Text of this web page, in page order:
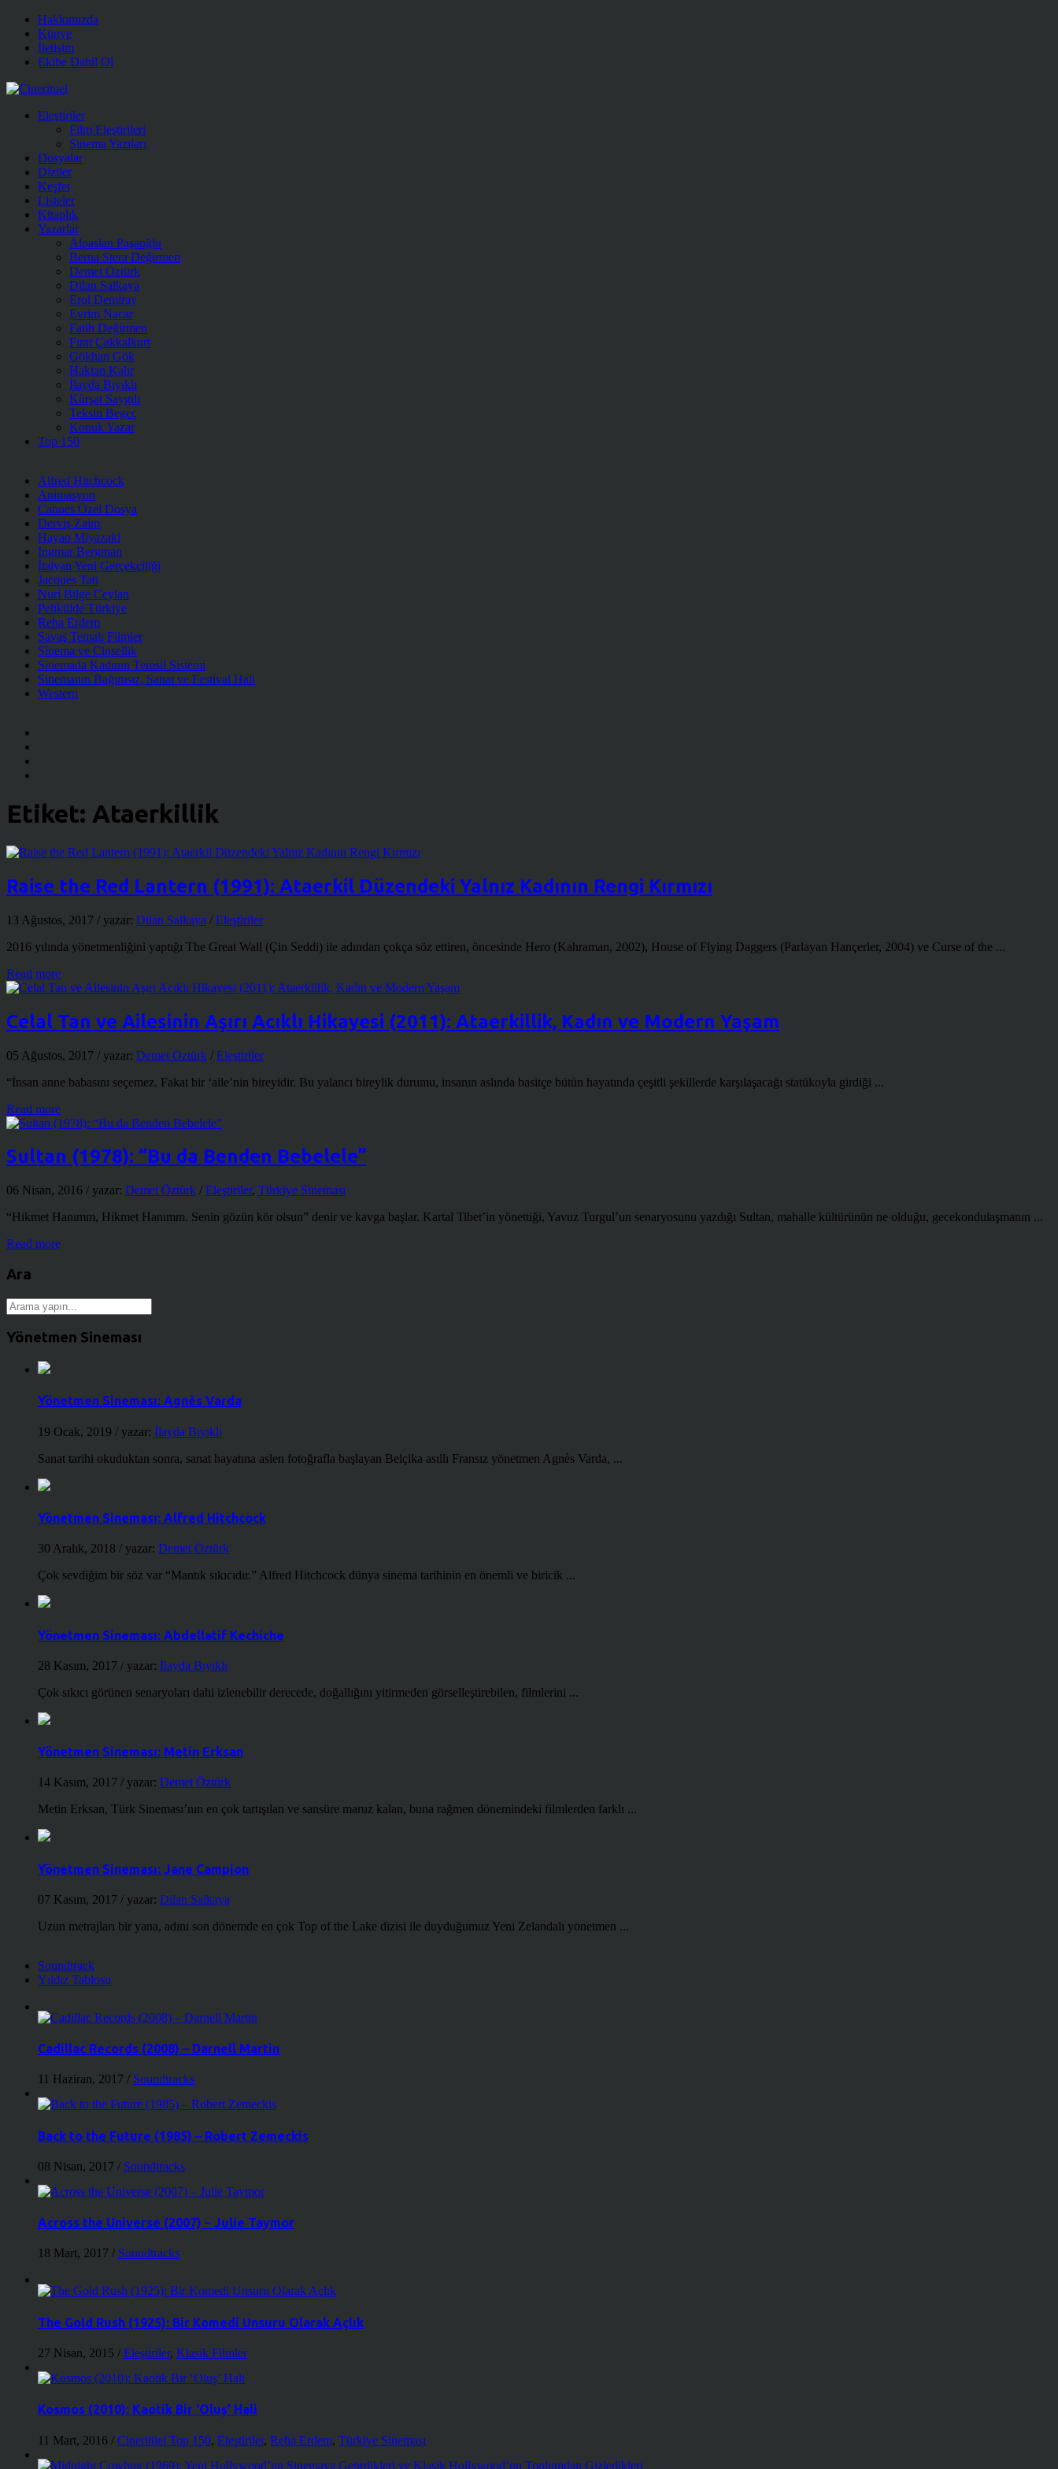
Hakkımızda
Künye
İletişim
Ekibe Dahil Ol
Eleştiriler
Film Eleştirileri
Sinema Yazıları
Dosyalar
Diziler
Keşfet
Listeler
Kitaplık
Yazarlar
Alpaslan Paşaoğlu
Berna Stera Değirmen
Demet Öztürk
Dilan Salkaya
Erol Demiray
Evrim Nacar
Fatih Değirmen
Fırat Çakkalkurt
Gökhan Gök
Haktan Kalır
İlayda Bıyıklı
Kürşat Saygılı
Teksin Begeç
Konuk Yazar
Top 150
Alfred Hitchcock
Animasyon
Cannes Özel Dosya
Derviş Zaim
Hayao Miyazaki
Ingmar Bergman
İtalyan Yeni Gerçekçiliği
Jacques Tati
Nuri Bilge Ceylan
Pelikülde Türkiye
Reha Erdem
Savaş Temalı Filmler
Sinema ve Cinsellik
Sinemada Kadının Temsil Sistemi
Sinemanın Bağımsız, Sanat ve Festival Hali
Western
Etiket: Ataerkillik
Raise the Red Lantern (1991): Ataerkil Düzendeki Yalnız Kadının Rengi Kırmızı
13 Ağustos, 2017 / yazar: Dilan Salkaya / Eleştiriler
2016 yılında yönetmenliğini yaptığı The Great Wall (Çin Seddi) ile adından çokça söz ettiren, öncesinde Hero (Kahraman, 2002), House of Flying Daggers (Parlayan Hançerler, 2004) ve Curse of the ...
Read more
Celal Tan ve Ailesinin Aşırı Acıklı Hikayesi (2011): Ataerkillik, Kadın ve Modern Yaşam
05 Ağustos, 2017 / yazar: Demet Öztürk / Eleştiriler
“İnsan anne babasını seçemez. Fakat bir ‘aile’nin bireyidir. Bu yalancı bireylik durumu, insanın aslında basitçe bütün hayatında çeşitli şekillerde karşılaşacağı statükoyla girdiği ...
Read more
Sultan (1978): “Bu da Benden Bebelele”
06 Nisan, 2016 / yazar: Demet Öztürk / Eleştiriler, Türkiye Sineması
“Hikmet Hanımm, Hikmet Hanımm. Senin gözün kör olsun” denir ve kavga başlar. Kartal Tibet’in yönettiği, Yavuz Turgul’un senaryosunu yazdığı Sultan, mahalle kültürünün ne olduğu, gecekondulaşmanın ...
Read more
Ara
Yönetmen Sineması
Yönetmen Sineması: Agnès Varda
19 Ocak, 2019 / yazar: İlayda Bıyıklı
Sanat tarihi okuduktan sonra, sanat hayatına aslen fotoğrafla başlayan Belçika asıllı Fransız yönetmen Agnès Varda, ...
Yönetmen Sineması: Alfred Hitchcock
30 Aralık, 2018 / yazar: Demet Öztürk
Çok sevdiğim bir söz var “Mantık sıkıcıdır.” Alfred Hitchcock dünya sinema tarihinin en önemli ve biricik ...
Yönetmen Sineması: Abdellatif Kechiche
28 Kasım, 2017 / yazar: İlayda Bıyıklı
Çok sıkıcı görünen senaryoları dahi izlenebilir derecede, doğallığını yitirmeden görselleştirebilen, filmlerini ...
Yönetmen Sineması: Metin Erksan
14 Kasım, 2017 / yazar: Demet Öztürk
Metin Erksan, Türk Sineması’nın en çok tartışılan ve sansüre maruz kalan, buna rağmen dönemindeki filmlerden farklı ...
Yönetmen Sineması: Jane Campion
07 Kasım, 2017 / yazar: Dilan Salkaya
Uzun metrajları bir yana, adını son dönemde en çok Top of the Lake dizisi ile duyduğumuz Yeni Zelandalı yönetmen ...
Soundtrack
Yıldız Tablosu
Cadillac Records (2008) – Darnell Martin
11 Haziran, 2017 / Soundtracks
Back to the Future (1985) – Robert Zemeckis
08 Nisan, 2017 / Soundtracks
Across the Universe (2007) – Julie Taymor
18 Mart, 2017 / Soundtracks
The Gold Rush (1925): Bir Komedi Unsuru Olarak Açlık
27 Nisan, 2015 / Eleştiriler, Klasik Filmler
Kosmos (2010): Kaotik Bir ‘Oluş’ Hali
11 Mart, 2016 / Cineritüel Top 150, Eleştiriler, Reha Erdem, Türkiye Sineması